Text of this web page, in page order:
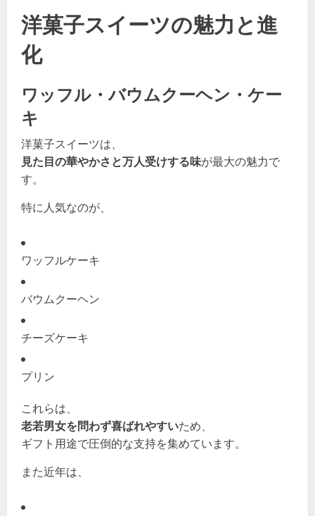
洋菓子スイーツの魅力と進
化
ワッフル・バウムクーヘン・ケー
キ
洋菓子スイーツは、
見た目の華やかさと万人受けする味が最大の魅力で
す。
特に人気なのが、
ワッフルケーキ
バウムクーヘン
チーズケーキ
プリン
これらは、
老若男女を問わず喜ばれやすいため、
ギフト用途で圧倒的な支持を集めています。
また近年は、